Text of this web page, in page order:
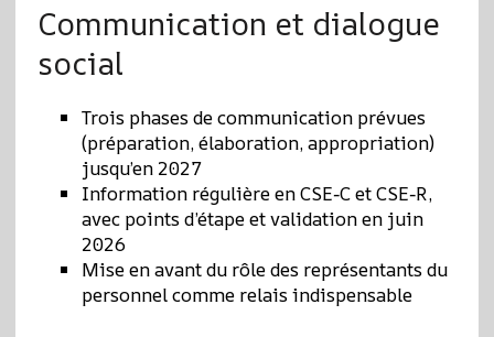
Communication et dialogue
social
Trois phases de communication prévues
(préparation, élaboration, appropriation)
jusqu’en 2027
Information régulière en CSE‑C et CSE‑R,
avec points d’étape et validation en juin
2026
Mise en avant du rôle des représentants du
personnel comme relais indispensable